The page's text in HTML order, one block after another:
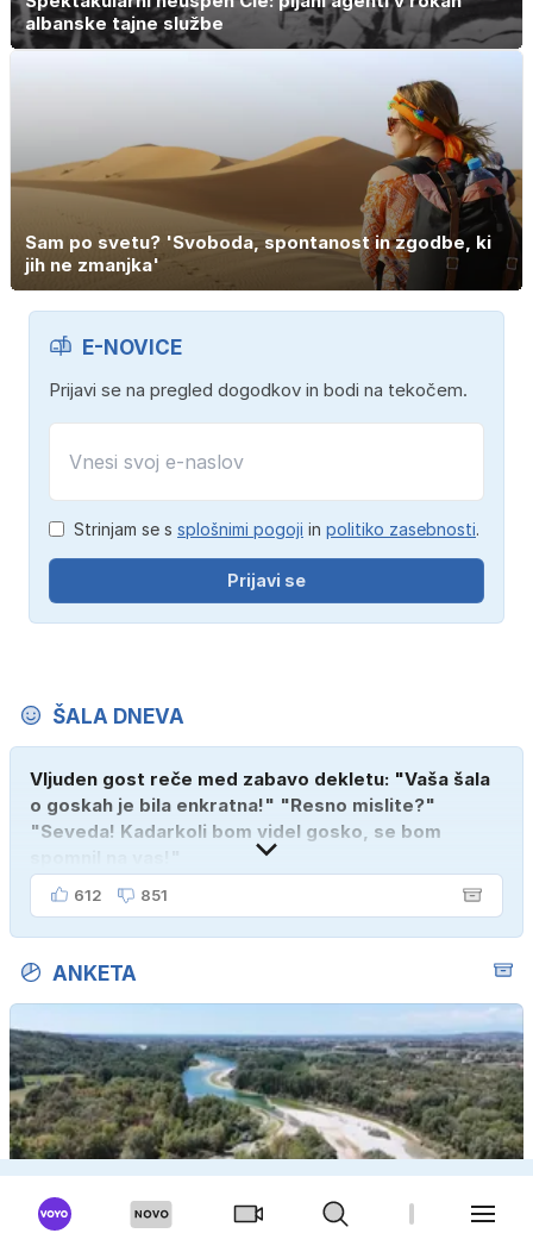
albanske tajne službe
Sam po svetu? 'Svoboda, spontanost in zgodbe, ki
jih ne zmanjka'
E-NOVICE
Prijavi se na pregled dogodkov in bodi na tekočem.
Strinjam se s splošnimi pogoji in politiko zasebnosti.
Prijavi se
ŠALA DNEVA
Vljuden gost reče med zabavo dekletu: "Vaša šala
o goskah je bila enkratna!" "Resno mislite?"
"Seveda! Kadarkoli bom videl gosko, se bom
612 851
ANKETA